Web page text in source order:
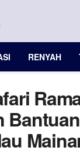
RENYAH